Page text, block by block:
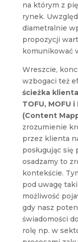
na którym z
rynek.
diametralnie
propozycji
komunikować
Wreszcie,
wzbogaci też
ścieżka
TOFU, MOFU i
(Content
zrozumienie
przez klienta
posługując
osadzamy to
kontekście.
pod uwagę
możliwość
gdy nasz
świadomości
rolę np. w